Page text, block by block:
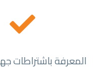
المعرفة باشتراطات